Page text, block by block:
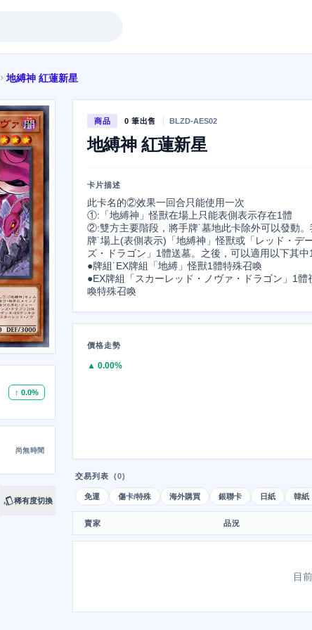
chevron_right 地縛神 紅蓮新星
↑ 0.0%
尚無時間
style稀有度切換
商品 0 筆出售 BLZD-AES02
地縛神 紅蓮新星
卡片描述
此卡名的②效果一回合只能使用一次
①:「地縛神」怪獸在場上只能表側表示存在1體
②:雙方主要階段，將手牌˙墓地此卡除外可以發動。
牌˙場上(表側表示)「地縛神」怪獸或「レッド・デ
ズ・ドラゴン」1體送墓。之後，可以適用以下其中
●牌組˙EX牌組「地縛」怪獸1體特殊召喚
●EX牌組「スカーレッド・ノヴァ・ドラゴン」1體
喚特殊召喚
價格走勢
▲ 0.00%
交易列表 (0)
免運 傷卡/特殊 海外購買 銀聯卡 日紙 韓紙
賣家 品況
目